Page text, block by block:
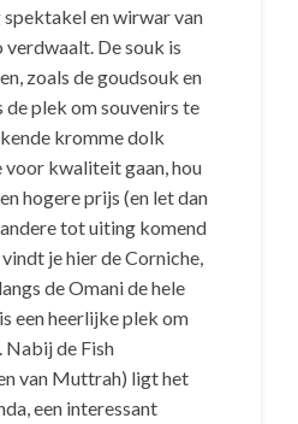
spektakel en wirwar van
De souk is
zoals de goudsouk en
plek om souvenirs te
kromme dolk
kwaliteit gaan, hou
hogere prijs (en let dan
tot uiting komend
je hier de Corniche,
de Omani de hele
een heerlijke plek om
Nabij de Fish
van Muttrah) ligt het
een interessant